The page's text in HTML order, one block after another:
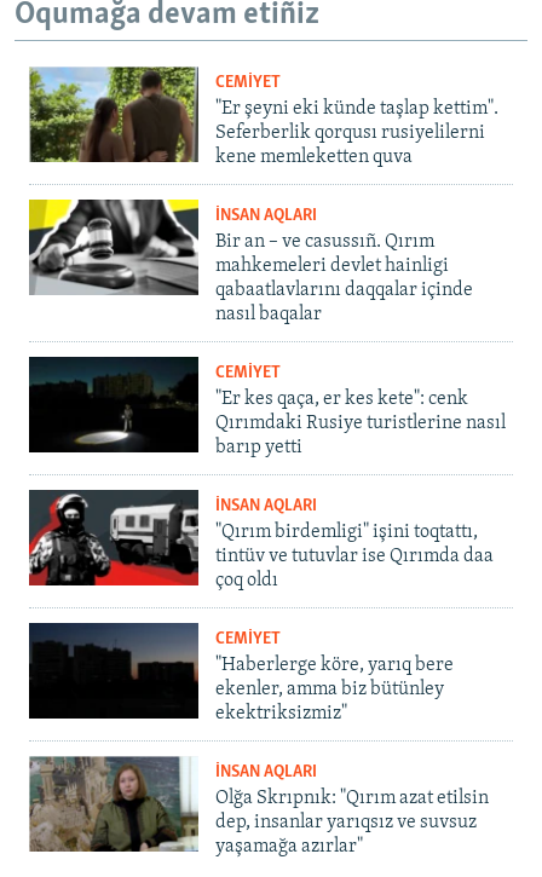
Oqumağa devam etiñiz
CEMİYET
"Er şeyni eki künde taşlap kettim".
Seferberlik qorqusı rusiyelilerni
kene memleketten quva
İNSAN AQLARI
Bir an – ve casussıñ. Qırım
mahkemeleri devlet hainligi
qabaatlavlarını daqqalar içinde
nasıl baqalar
CEMİYET
"Er kes qaça, er kes kete": cenk
Qırımdaki Rusiye turistlerine nasıl
barıp yetti
İNSAN AQLARI
"Qırım birdemligi" işini toqtattı,
tintüv ve tutuvlar ise Qırımda daa
çoq oldı
CEMİYET
"Haberlerge köre, yarıq bere
ekenler, amma biz bütünley
ekektriksizmiz"
İNSAN AQLARI
Olğa Skrıpnık: "Qırım azat etilsin
dep, insanlar yarıqsız ve suvsuz
yaşamağa azırlar"